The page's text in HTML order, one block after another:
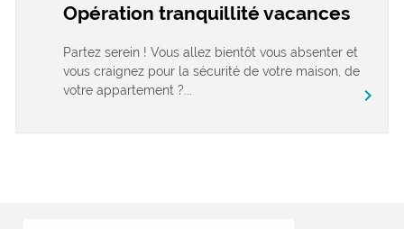
Opération tranquillité vacances
Partez serein ! Vous allez bientôt vous absenter et
vous craignez pour la sécurité de votre maison, de
votre appartement ?...
chevron_right